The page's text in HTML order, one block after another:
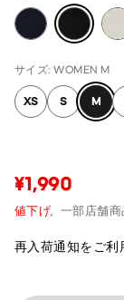
サイズ: WOMEN M
XS S M
¥1,990
値下げ, 一部店舗商
再入荷通知をご利